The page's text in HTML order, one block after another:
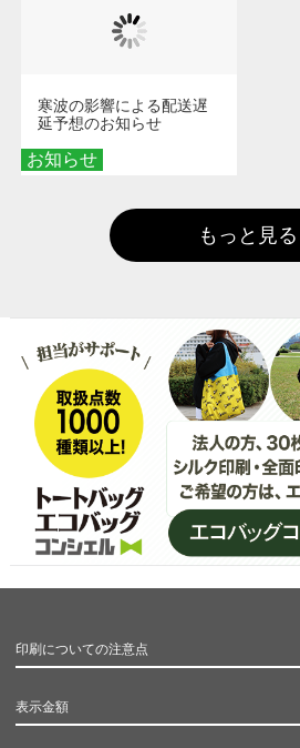
お知らせ
寒波の影響による配送遅
延予想のお知らせ
もっと見る
印刷についての注意点
表示金額